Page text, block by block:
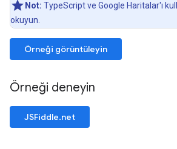
Not: TypeScript ve Google Haritalar'ı
okuyun.
Örneği görüntüleyin
Örneği deneyin
JSFiddle.net